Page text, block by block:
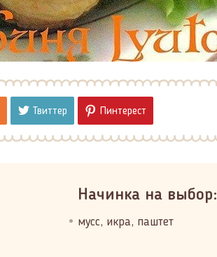
Твиттер Пинтерест
Начинка на выбор:
мусс, икра, паштет